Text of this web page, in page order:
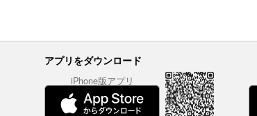
アプリをダウンロード
iPhone版アプリ